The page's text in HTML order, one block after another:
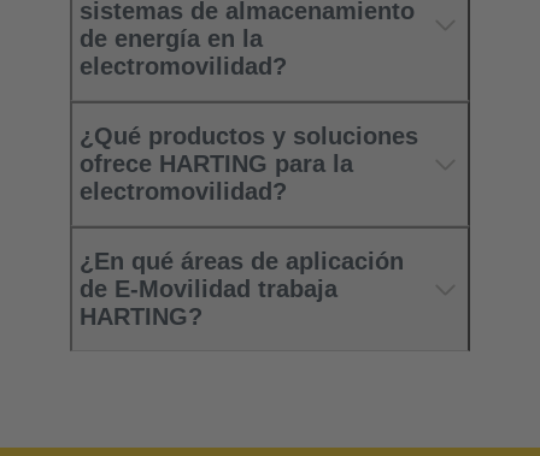
sistemas de almacenamiento
de energía en la
electromovilidad?
¿Qué productos y soluciones
ofrece HARTING para la
electromovilidad?
¿En qué áreas de aplicación
de E-Movilidad trabaja
HARTING?